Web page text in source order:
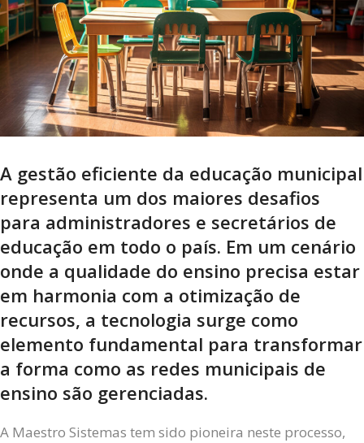
A gestão eficiente da educação municipal
representa um dos maiores desafios
para administradores e secretários de
educação em todo o país. Em um cenário
onde a qualidade do ensino precisa estar
em harmonia com a otimização de
recursos, a tecnologia surge como
elemento fundamental para transformar
a forma como as redes municipais de
ensino são gerenciadas.
A Maestro Sistemas tem sido pioneira neste processo,